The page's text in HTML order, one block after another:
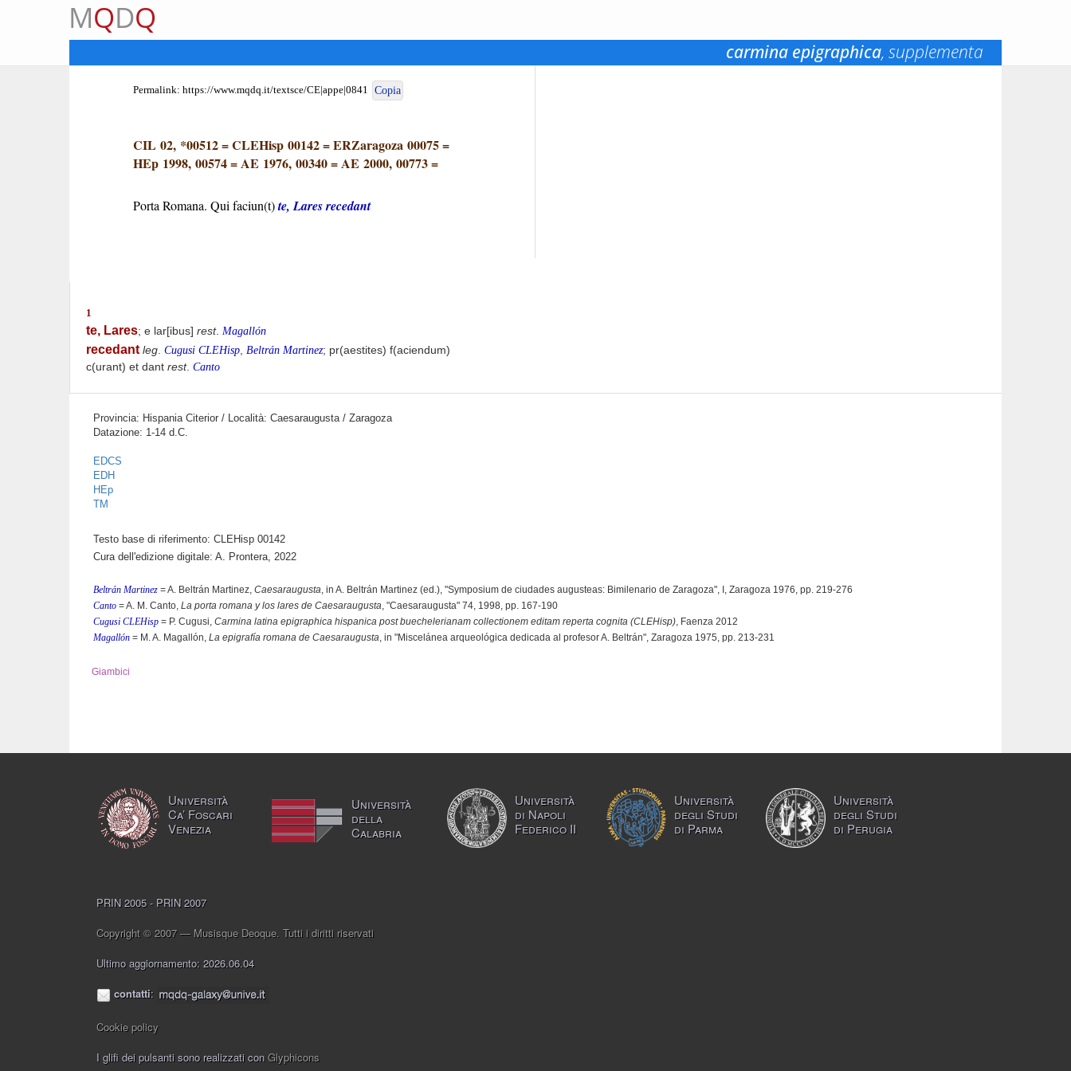
MQDQ
carmina epigraphica, supplementa
Permalink: https://www.mqdq.it/textsce/CE|appe|0841 Copia
CIL 02, *00512=CLEHisp 00142=ERZaragoza 00075=
HEp 1998, 00574=AE 1976, 00340=AE 2000, 00773=
Porta Romana. Qui faciun(t)te, Laresrecedant
1
te, Lares; e lar[ibus] rest. Magallón
recedant leg Cugusi CLEHisp Beltrán Martinez; pr(aestites) f(aciendum)
c(urant) et dant rest. Canto
Provincia: Hispania Citerior / Località: Caesaraugusta / Zaragoza
Datazione: 1-14 d.C.
EDCS
EDH
HEp
TM
Testo base di riferimento: CLEHisp 00142
Cura dell'edizione digitale: A. Prontera, 2022
Beltrán Martinez = A. Beltrán Martinez, Caesaraugusta, in A. Beltrán Martinez (ed.), "Symposium de ciudades augusteas: Bimilenario de Zaragoza", I, Zaragoza 1976, pp. 219-276
Canto = A. M. Canto, La porta romana y los lares de Caesaraugusta, "Caesaraugusta" 74, 1998, pp. 167-190
Cugusi CLEHisp = P. Cugusi, Carmina latina epigraphica hispanica post buechelerianam collectionem editam reperta cognita (CLEHisp), Faenza 2012
Magallón = M. A. Magallón, La epigrafía romana de Caesaraugusta, in "Miscelánea arqueológica dedicada al profesor A. Beltrán", Zaragoza 1975, pp. 213-231
Giambici
Università
Ca’ Foscari
Venezia
Università
della
Calabria
Università
di Napoli
Federico II
Università
degli Studi
di Parma
Università
degli Studi
di Perugia
PRIN 2005 - PRIN 2007
Copyright © 2007 — Musisque Deoque. Tutti i diritti riservati
Ultimo aggiornamento: 2026.06.04
contatti:
Cookie policy
I glifi dei pulsanti sono realizzati con Glyphicons